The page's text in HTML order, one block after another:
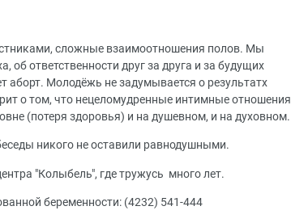
сложные взаимоотношения полов. Мы
об ответственности друг за друга и за будущих
аборт. Молодёжь не задумывается о результатх
о том, что нецеломудренные интимные отношения
(потеря здоровья) и на душевном, и на духовном.
никого не оставили равнодушными.
"Колыбель", где тружусь много лет.
беременности: (4232) 541-444